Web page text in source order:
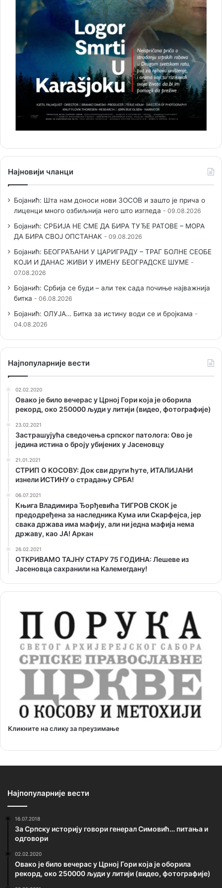
Најновији чланци
Бојанић: Шта нам доноси нови ЗОСОВ и зашто је прича о
лиценци много озбиљнија него што изгледа
09.08.2026
Бојанић: СРБИЈА НЕ СМЕ ДА БИРА ТУЂЕ РАТОВЕ – МОРА
ДА БИРА СВОЈ ОПСТАНАК
09.08.2026
Бојанић: БЕОГРАЂАНИ У ЦАРИГРАДУ – ТРАГ БОЛНЕ СЕОБЕ
КОЈИ И ДАНАС ЖИВИ У ИМЕНУ БЕОГРАДСКЕ ШУМЕ
07.08.2026
Бојанић: Србија се буди – али тек сада почиње најважнија
битка
06.08.2026
Бојанић: ОЛУЈА… Битка за истину води се и бројкама
04.08.2026
Наjпопуларније вести
02.02.2020
Овако је било вечерас у Црној Гори која је оборила
рекорд, око 250000 људи у литији (видео, фотографије)
23.02.2021
Застрашујућа сведочења српског патолога: Ово је
једина истина о броју убијених у Јасеновцу
21.01.2021
СТРИП О KОСОВУ: Док сви други ћуте, ИТАЛИЈАНИ
изнели ИСТИНУ о страдању СРБА!
06.07.2021
Књига Владимира Ђорђевића ТИГРОВ СКОК је
предодређена за наследника Кума или Скарфејса, јер
свака држава има мафију, али ни једна мафија нема
државу, као ЈА! Аркан
26.02.2021
ОТKРИВАМО ТАЈНУ СТАРУ 75 ГОДИНА: Лешеве из
Јасеновца сахранили на Kалемегдану!
Кликните на слику за преузимање
Најпопуларније вести
16.07.2018
За Српску историју говори генерал Симовић… питања и
одговори
02.02.2020
Овако је било вечерас у Црној Гори која је оборила
рекорд, око 250000 људи у литији (видео, фотографије)